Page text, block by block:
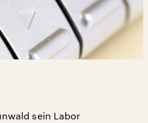
sein Labor